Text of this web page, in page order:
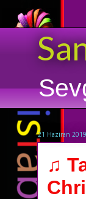
21 Haziran
♫